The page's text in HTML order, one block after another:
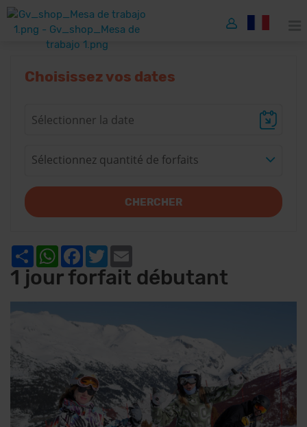
Choisissez vos dates
Sélectionnez quantité de forfaits
CHERCHER
Share WhatsAppFacebook
Twitter
1 jour forfait débutant